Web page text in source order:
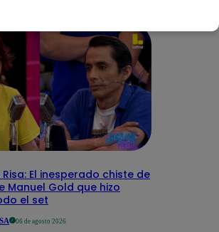
Risa: El inesperado chiste de
Manuel Gold que hizo
el set
06 de agosto 2026